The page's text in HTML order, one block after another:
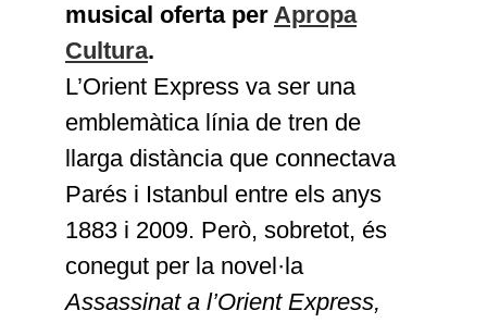
musical oferta per Apropa
Cultura.
L’Orient Express va ser una
emblemàtica línia de tren de
llarga distància que connectava
Parés i Istanbul entre els anys
1883 i 2009. Però, sobretot, és
conegut per la novel·la
Assassinat a l’Orient Express,